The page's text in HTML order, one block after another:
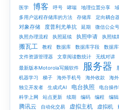
医学
博客 呼号 哮喘 地理位置分享
多用户远程存储库的方法
存储库 定向耦合
对象存储
度普利尤单抗 延期 微信公众号
执照办理流程
执照延续 执照申请 执照续
搬瓦工 教程 数据库 数据库字段 数据
文件资源管理器
文章阅读数统计 无线对讲
最新版本Motorola写频软件
服务器
机器学习
梯子 海外手机号 海外收款 海
独立开发者
生成式AI 电台执照 电台操
科学上网
站点更新 续期 编码 编程 编
腾讯云 自动化交易 虚拟主机 虚拟机